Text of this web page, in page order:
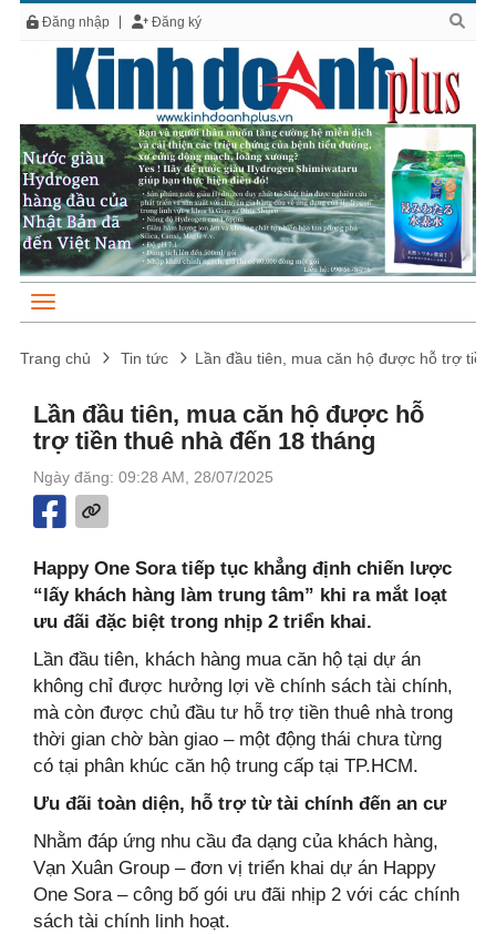
Đăng nhập Đăng ký
Trang chủ Tin tức Lần đầu tiên, mua căn hộ được hỗ trợ
Lần đầu tiên, mua căn hộ được hỗ
trợ tiền thuê nhà đến 18 tháng
Ngày đăng: 09:28 AM, 28/07/2025
Happy One Sora tiếp tục khẳng định chiến lược
“lấy khách hàng làm trung tâm” khi ra mắt loạt
ưu đãi đặc biệt trong nhịp 2 triển khai.
Lần đầu tiên, khách hàng mua căn hộ tại dự án
không chỉ được hưởng lợi về chính sách tài chính,
mà còn được chủ đầu tư hỗ trợ tiền thuê nhà trong
thời gian chờ bàn giao – một động thái chưa từng
có tại phân khúc căn hộ trung cấp tại TP.HCM.
Ưu đãi toàn diện, hỗ trợ từ tài chính đến an cư
Nhằm đáp ứng nhu cầu đa dạng của khách hàng,
Vạn Xuân Group – đơn vị triển khai dự án Happy
One Sora – công bố gói ưu đãi nhịp 2 với các chính
sách tài chính linh hoạt.